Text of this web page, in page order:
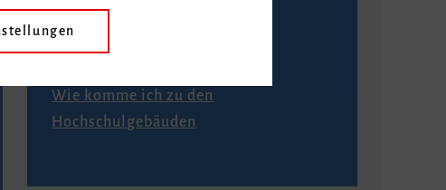
Anfahrt
Wie komme ich zu den
Hochschulgebäuden